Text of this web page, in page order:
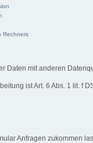
Rechners
Daten mit anderen
ist Art. 6 Abs. 1 lit. f
Anfragen zukommen